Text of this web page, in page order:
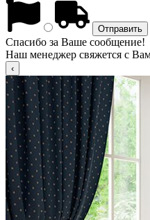
Спасибо за Ваше сообщение!
Наш менеджер свяжется с